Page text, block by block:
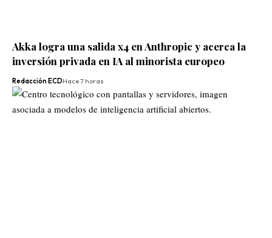
Akka logra una salida x4 en Anthropic y acerca la
inversión privada en IA al minorista europeo
Redacción ECDHace 7 horas